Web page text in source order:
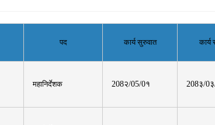
पद कार्य सुरुवात कार्य
महानिर्देशक 208२/05/0१ 208३/